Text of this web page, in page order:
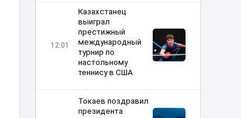
12:01
Казахстанец
выиграл
престижный
международный
турнир по
настольному
теннису в США
Токаев поздравил
президента